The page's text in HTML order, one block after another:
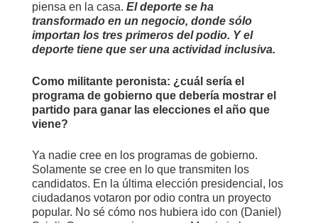
piensa en la casa. El deporte se ha
transformado en un negocio, donde sólo
importan los tres primeros del podio. Y el
deporte tiene que ser una actividad inclusiva.
Como militante peronista: ¿cuál sería el
programa de gobierno que debería mostrar el
partido para ganar las elecciones el año que
viene?
Ya nadie cree en los programas de gobierno.
Solamente se cree en lo que transmiten los
candidatos. En la última elección presidencial, los
ciudadanos votaron por odio contra un proyecto
popular. No sé cómo nos hubiera ido con (Daniel)